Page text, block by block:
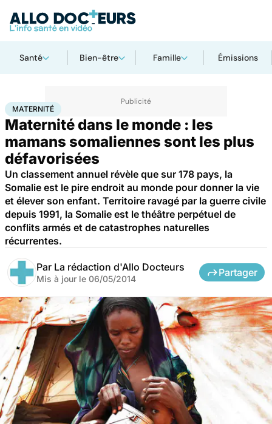
Santé Bien-être Famille Émissions
AccueilSanté Maternité
MATERNITÉ
Maternité dans le monde : les
mamans somaliennes sont les plus
défavorisées
Un classement annuel révèle que sur 178 pays, la
Somalie est le pire endroit au monde pour donner la vie
et élever son enfant. Territoire ravagé par la guerre civile
depuis 1991, la Somalie est le théâtre perpétuel de
conflits armés et de catastrophes naturelles
récurrentes.
Par La rédaction d'Allo Docteurs
Mis à jour le 06/05/2014
Partager